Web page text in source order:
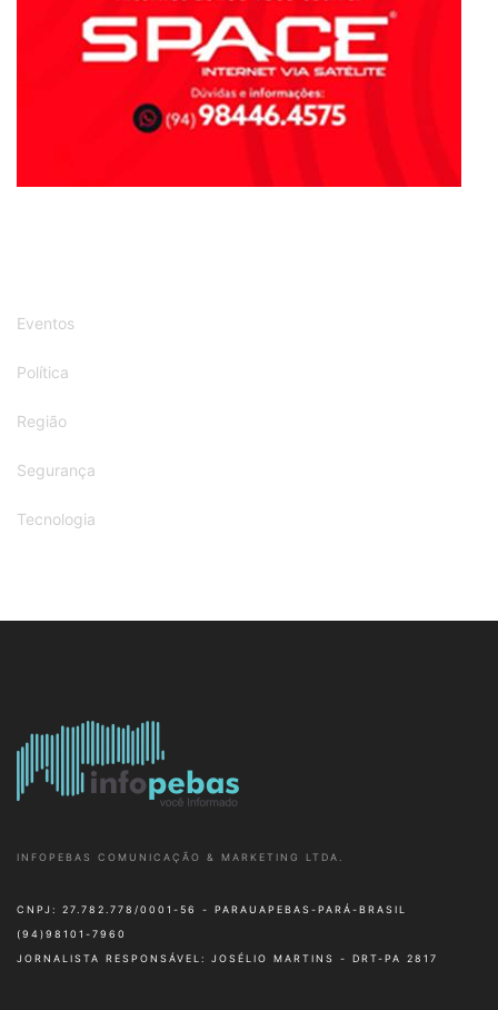
Eventos
Política
Região
Segurança
Tecnologia
INFOPEBAS COMUNICAÇÃO & MARKETING LTDA.
CNPJ: 27.782.778/0001-56 - PARAUAPEBAS-PARÁ-BRASIL
(94)98101-7960
JORNALISTA RESPONSÁVEL: JOSÉLIO MARTINS - DRT-PA 2817